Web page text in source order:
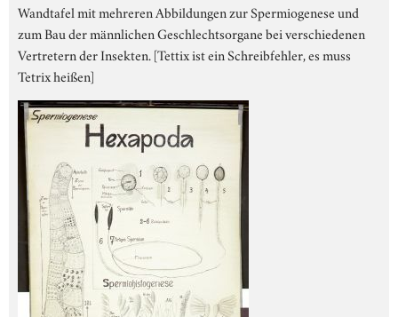
Wandtafel mit mehreren Abbildungen zur Spermiogenese und
zum Bau der männlichen Geschlechtsorgane bei verschiedenen
Vertretern der Insekten. [Tettix ist ein Schreibfehler, es muss
Tetrix heißen]